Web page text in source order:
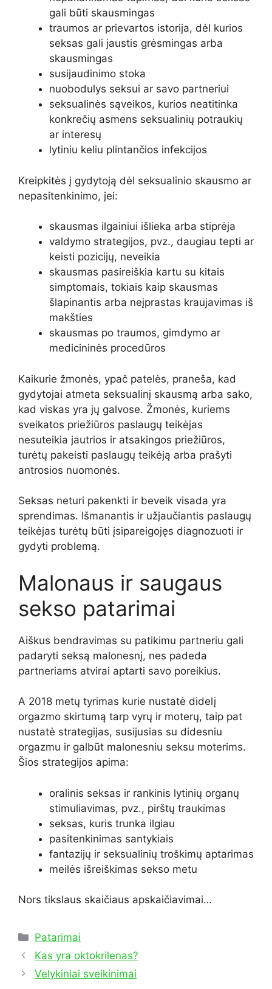
gali būti skausmingas
traumos ar prievartos istorija, dėl kurios
seksas gali jaustis grėsmingas arba
skausmingas
susijaudinimo stoka
nuobodulys seksui ar savo partneriui
seksualinės sąveikos, kurios neatitinka
konkrečių asmens seksualinių potraukių
ar interesų
lytiniu keliu plintančios infekcijos
Kreipkitės į gydytoją dėl seksualinio skausmo ar
nepasitenkinimo, jei:
skausmas ilgainiui išlieka arba stiprėja
valdymo strategijos, pvz., daugiau tepti ar
keisti pozicijų, neveikia
skausmas pasireiškia kartu su kitais
simptomais, tokiais kaip skausmas
šlapinantis arba neįprastas kraujavimas iš
makšties
skausmas po traumos, gimdymo ar
medicininės procedūros
Kaikurie žmonės, ypač patelės, praneša, kad
gydytojai atmeta seksualinį skausmą arba sako,
kad viskas yra jų galvose. Žmonės, kuriems
sveikatos priežiūros paslaugų teikėjas
nesuteikia jautrios ir atsakingos priežiūros,
turėtų pakeisti paslaugų teikėją arba prašyti
antrosios nuomonės.
Seksas neturi pakenkti ir beveik visada yra
sprendimas. Išmanantis ir užjaučiantis paslaugų
teikėjas turėtų būti įsipareigojęs diagnozuoti ir
gydyti problemą.
Malonaus ir saugaus
sekso patarimai
Aiškus bendravimas su patikimu partneriu gali
padaryti seksą malonesnį, nes padeda
partneriams atvirai aptarti savo poreikius.
A 2018 metų tyrimas kurie nustatė didelį
orgazmo skirtumą tarp vyrų ir moterų, taip pat
nustatė strategijas, susijusias su didesniu
orgazmu ir galbūt malonesniu seksu moterims.
Šios strategijos apima:
oralinis seksas ir rankinis lytinių organų
stimuliavimas, pvz., pirštų traukimas
seksas, kuris trunka ilgiau
pasitenkinimas santykiais
fantazijų ir seksualinių troškimų aptarimas
meilės išreiškimas sekso metu
Nors tikslaus skaičiaus apskaičiavimai…
Kategorijos
Patarimai
Kas yra oktokrilenas?
Velykiniai sveikinimai